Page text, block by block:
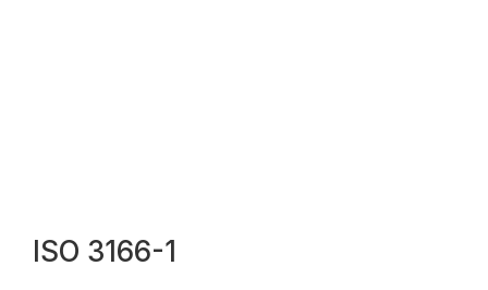
ISO 3166-1